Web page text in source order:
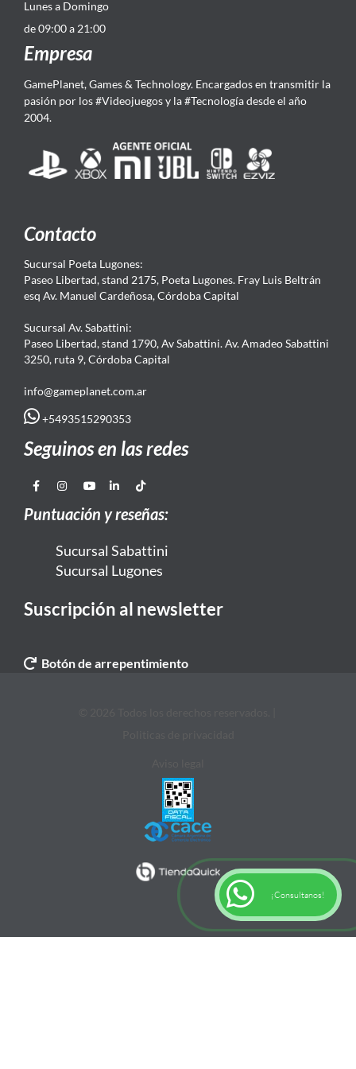
Lunes a Domingo
de 09:00 a 21:00
Empresa
GamePlanet, Games & Technology. Encargados en transmitir la
pasión por los #Videojuegos y la #Tecnología desde el año
2004.
Contacto
Sucursal Poeta Lugones:
Paseo Libertad, stand 2175, Poeta Lugones. Fray Luis Beltrán
esq Av. Manuel Cardeñosa, Córdoba Capital
Sucursal Av. Sabattini:
Paseo Libertad, stand 1790, Av Sabattini. Av. Amadeo Sabattini
3250, ruta 9, Córdoba Capital
info@gameplanet.com.ar
+5493515290353
Seguinos en las redes
Puntuación y reseñas:
Sucursal Sabattini
Sucursal Lugones
Suscripción al newsletter
Botón de arrepentimiento
¡Consultanos!